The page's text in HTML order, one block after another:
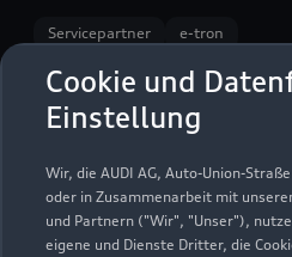
Cookie und
Einstellung
Wir, die AUDI AG, Auto-Union-
oder in Zusammenarbeit mit
und Partnern ("Wir", "Unser"),
eigene und Dienste Dritter, die
Servicepartner e-tron